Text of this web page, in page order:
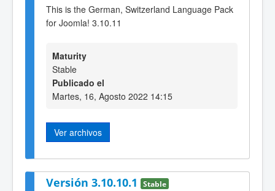
This is the German, Switzerland Language Pack
for Joomla! 3.10.11
Maturity
Stable
Publicado el
Martes, 16, Agosto 2022 14:15
Ver archivos
Versión 3.10.10.1 Stable